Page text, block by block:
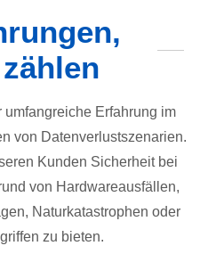
umfangreiche Erfahrung im
von Datenverlustszenarien.
Kunden Sicherheit bei
von Hardwareausfällen,
Naturkatastrophen oder
zu bieten.